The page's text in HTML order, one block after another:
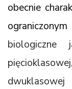
obecnie